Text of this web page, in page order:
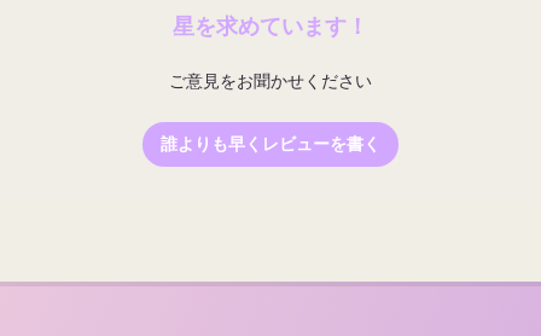
星を求めています！
ご意見をお聞かせください
誰よりも早くレビューを書く